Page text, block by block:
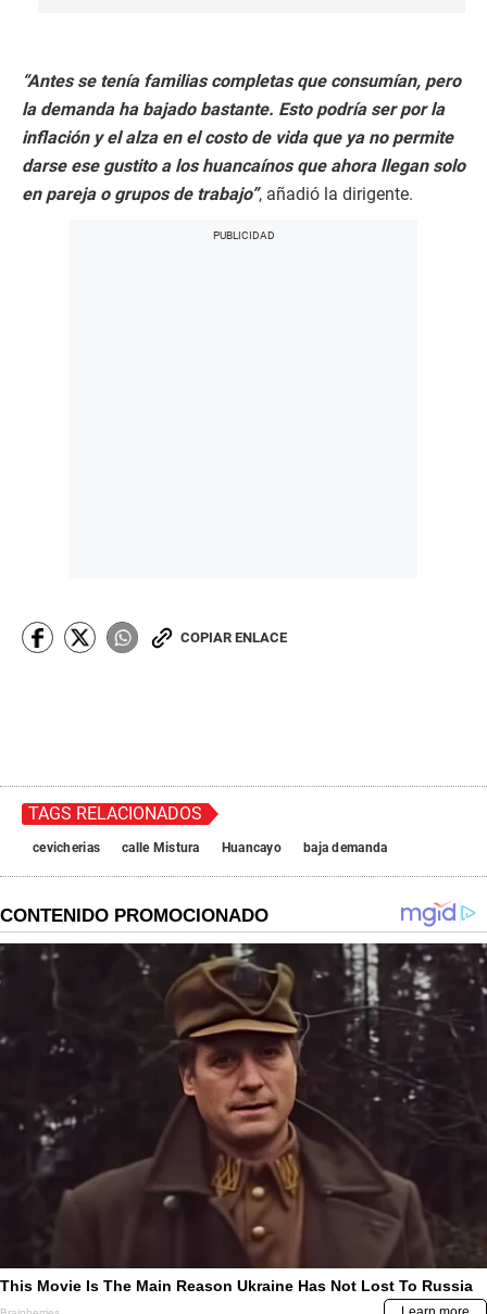
“Antes se tenía familias completas que consumían, pero
la demanda ha bajado bastante. Esto podría ser por la
inflación y el alza en el costo de vida que ya no permite
darse ese gustito a los huancaínos que ahora llegan solo
en pareja o grupos de trabajo”, añadió la dirigente.
COPIAR ENLACE
TAGS RELACIONADOS
cevicherias calle Mistura Huancayo baja demanda